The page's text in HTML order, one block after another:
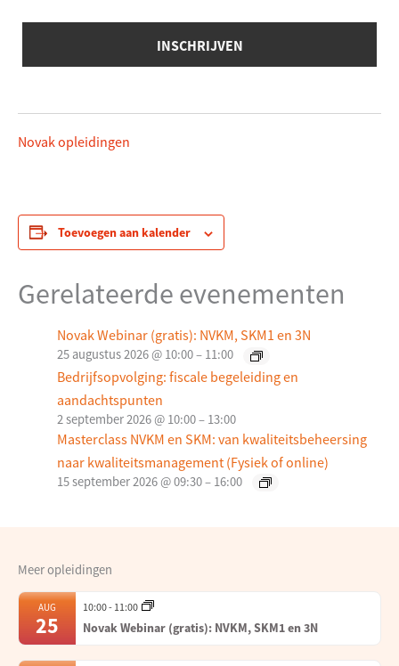
Novak opleidingen
Toevoegen aan kalender
Gerelateerde evenementen
Novak Webinar (gratis): NVKM, SKM1 en 3N
25 augustus 2026 @ 10:00– 11:00
Bedrijfsopvolging: fiscale begeleiding en
aandachtspunten
2 september 2026 @ 10:00– 13:00
Masterclass NVKM en SKM: van kwaliteitsbeheersing
naar kwaliteitsmanagement (Fysiek of online)
15 september 2026 @ 09:30– 16:00
Meer opleidingen
AUG
25
10:00- 11:00
Novak Webinar (gratis): NVKM, SKM1 en 3N